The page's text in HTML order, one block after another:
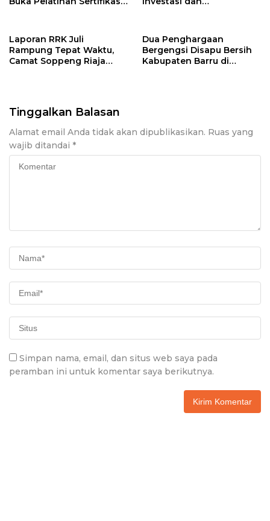
Laporan RRK Juli
Rampung Tepat Waktu,
Camat Soppeng Riaja
Dua Penghargaan
Bergengsi Disapu Bersih
Kabupaten Barru di
Tinggalkan Balasan
Alamat email Anda tidak akan dipublikasikan. Ruas yang
wajib ditandai *
Simpan nama, email, dan situs web saya pada
peramban ini untuk komentar saya berikutnya.